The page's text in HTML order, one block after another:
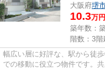
大阪府堺
10.3万円
築年数：
階数：3階
幅広い層に好評な、駅から徒
での移動に役立つ物件です。